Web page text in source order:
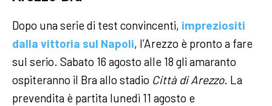
Dopo una serie di test convincenti, impreziositi
dalla vittoria sul Napoli, l’Arezzo è pronto a fare
sul serio. Sabato 16 agosto alle 18 gli amaranto
ospiteranno il Bra allo stadio Città di Arezzo. La
prevendita è partita lunedì 11 agosto e